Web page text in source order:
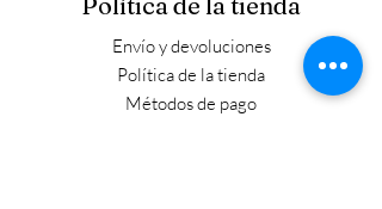
Envío y devoluciones
Política de la tienda
Métodos de pago